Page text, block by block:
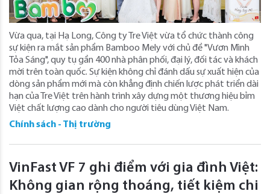
Vừa qua, tại Hạ Long, Công ty Tre Việt vừa tổ chức thành công
sự kiện ra mắt sản phẩm Bamboo Mely với chủ đề "Vươn Mình
Tỏa Sáng", quy tụ gần 400 nhà phân phối, đại lý, đối tác và khách
mời trên toàn quốc. Sự kiện không chỉ đánh dấu sự xuất hiện của
dòng sản phẩm mới mà còn khẳng định chiến lược phát triển dài
hạn của Tre Việt trên hành trình xây dựng một thương hiệu bỉm
Việt chất lượng cao dành cho người tiêu dùng Việt Nam.
Chính sách - Thị trường
VinFast VF 7 ghi điểm với gia đình Việt:
Không gian rộng thoáng, tiết kiệm chi